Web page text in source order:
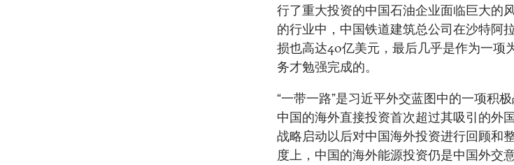
行了重大投资的中国石油企业面临巨大的
的行业中，中国铁道建筑总公司在沙特阿
损也高达40亿美元，最后几乎是作为一项
务才勉强完成的。
“一带一路”是习近平外交蓝图中的一项积
中国的海外直接投资首次超过其吸引的外
战略启动以后对中国海外投资进行回顾和
度上，中国的海外能源投资仍是中国外交